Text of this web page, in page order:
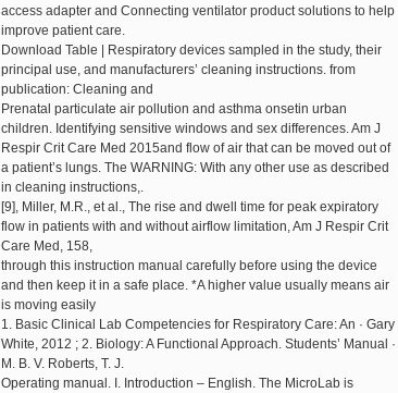
access adapter and Connecting ventilator product solutions to help
improve patient care.
Download Table | Respiratory devices sampled in the study, their
principal use, and manufacturers’ cleaning instructions. from
publication: Cleaning and
Prenatal particulate air pollution and asthma onsetin urban
children. Identifying sensitive windows and sex differences. Am J
Respir Crit Care Med 2015and flow of air that can be moved out of
a patient’s lungs. The WARNING: With any other use as described
in cleaning instructions,.
[9], Miller, M.R., et al., The rise and dwell time for peak expiratory
flow in patients with and without airflow limitation, Am J Respir Crit
Care Med, 158,
through this instruction manual carefully before using the device
and then keep it in a safe place. *A higher value usually means air
is moving easily
1. Basic Clinical Lab Competencies for Respiratory Care: An · Gary
White, 2012 ; 2. Biology: A Functional Approach. Students’ Manual ·
M. B. V. Roberts, T. J.
Operating manual. I. Introduction – English. The MicroLab is